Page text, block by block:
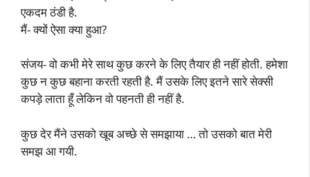
एकदम ठंडी है.
मैं- क्यों ऐसा क्या हुआ?
संजय- वो कभी मेरे साथ कुछ करने के लिए तैयार ही नहीं होती. हमेशा
कुछ न कुछ बहाना करती रहती है. मैं उसके लिए इतने सारे सेक्सी
कपड़े लाता हूँ लेकिन वो पहनती ही नहीं है.
कुछ देर मैंने उसको खूब अच्छे से समझाया … तो उसको बात मेरी
समझ आ गयी.